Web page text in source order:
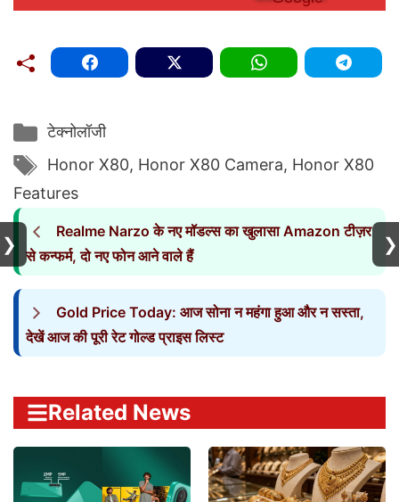
Categories
टेक्नोलॉजी
Tags
Honor X80, Honor X80 Camera, Honor X80
Features
Realme Narzo के नए मॉडल्स का खुलासा Amazon टीज़र
से कन्फर्म, दो नए फोन आने वाले हैं
Gold Price Today: आज सोना न महंगा हुआ और न सस्ता,
देखें आज की पूरी रेट गोल्ड प्राइस लिस्ट
Related News
❯ ❯